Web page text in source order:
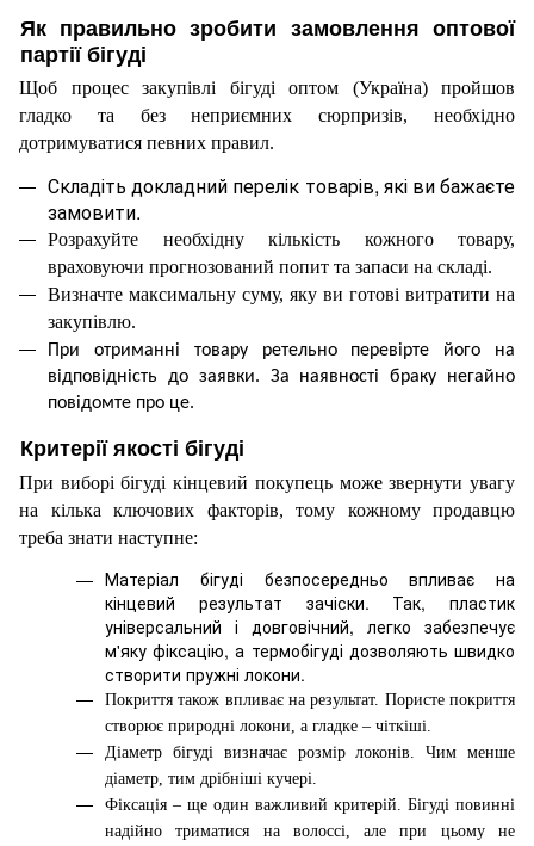
Як правильно зробити замовлення оптової
партії бігуді
Щоб процес закупівлі бігуді оптом (Україна) пройшов
гладко та без неприємних сюрпризів, необхідно
дотримуватися певних правил.
Складіть докладний перелік товарів, які ви бажаєте
замовити.
Розрахуйте необхідну кількість кожного товару,
враховуючи прогнозований попит та запаси на складі.
Визначте максимальну суму, яку ви готові витратити на
закупівлю.
При отриманні товару ретельно перевірте його на
відповідність до заявки. За наявності браку негайно
повідомте про це.
Критерії якості бігуді
При виборі бігуді кінцевий покупець може звернути увагу
на кілька ключових факторів, тому кожному продавцю
треба знати наступне:
Матеріал бігуді безпосередньо впливає на
кінцевий результат зачіски. Так, пластик
універсальний і довговічний, легко забезпечує
м'яку фіксацію, а термобігуді дозволяють швидко
створити пружні локони.
Покриття також впливає на результат. Пористе покриття
створює природні локони, а гладке – чіткіші.
Діаметр бігуді визначає розмір локонів. Чим менше
діаметр, тим дрібніші кучері.
Фіксація – ще один важливий критерій. Бігуді повинні
надійно триматися на волоссі, але при цьому не